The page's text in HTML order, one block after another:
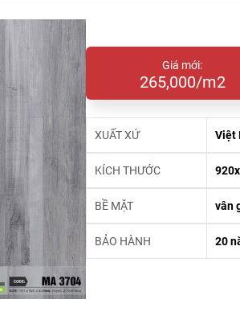
Giá mới:
265,000/m2
XUẤT XỨ Việt
KÍCH THƯỚC
BỀ MẶT vân
BẢO HÀNH 20